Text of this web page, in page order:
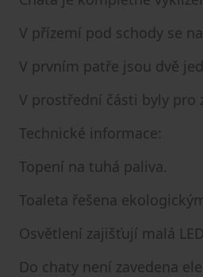
V přízemí pod schody se
V prvním patře jsou dvě
V prostřední části byly pro
Technické informace:
Topení na tuhá paliva.
Toaleta řešena
Osvětlení zajišťují malá
Do chaty není zavedena